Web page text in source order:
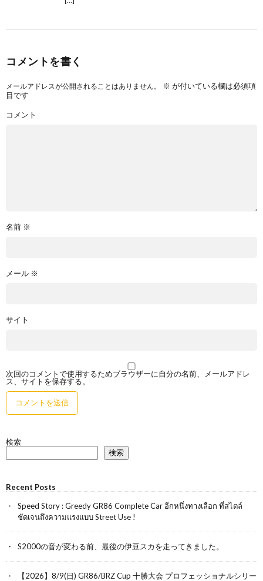
コメントを書く
メールアドレスが公開されることはありません。 ※ が付いている欄は必須項
目です
コメント
名前 ※
メール ※
サイト
次回のコメントで使用するためブラウザーに自分の名前、メールアドレ
ス、サイトを保存する。
検索
検索
Recent Posts
Speed Story : Greedy GR86 Complete Car อีกหนึ่งทางเลือก ที่สไตล์
ชัดเจนถึงความแรงแบบ Street Use !
S2000の音が変わる前、最後の伊豆スカを走ってきました。
【2026】8/9(日) GR86/BRZ Cup 十勝大会 プロフェッショナルシリー